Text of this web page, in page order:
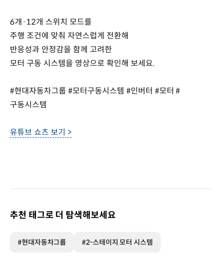
6개·12개 스위치 모드를
주행 조건에 맞춰 자연스럽게 전환해
반응성과 안정감을 함께 고려한
모터 구동 시스템을 영상으로 확인해 보세요.
#현대자동차그룹 #모터구동시스템 #인버터 #모터 #
구동시스템
유튜브 쇼츠 보기 >
추천 태그로 더 탐색해보세요
#현대자동차그룹 #2-스테이지 모터 시스템